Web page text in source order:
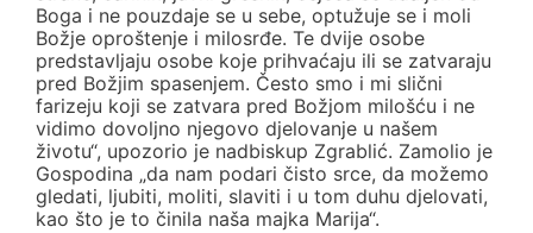
Boga i ne pouzdaje se u sebe, optužuje se i moli
Božje oproštenje i milosrđe. Te dvije osobe
predstavljaju osobe koje prihvaćaju ili se zatvaraju
pred Božjim spasenjem. Često smo i mi slični
farizeju koji se zatvara pred Božjom milošću i ne
vidimo dovoljno njegovo djelovanje u našem
životu“, upozorio je nadbiskup Zgrablić. Zamolio je
Gospodina „da nam podari čisto srce, da možemo
gledati, ljubiti, moliti, slaviti i u tom duhu djelovati,
kao što je to činila naša majka Marija“.